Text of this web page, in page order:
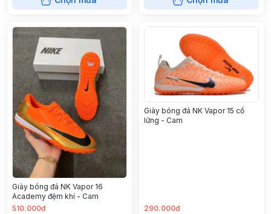
Giày bóng đá NK Vapor 16
Academy đệm khí - Cam
510.000đ
Giày bóng đá NK Vapor 15 cổ
lững - Cam
290.000đ